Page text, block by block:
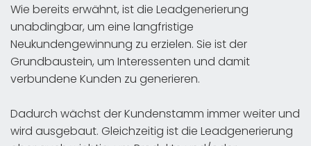
Wie bereits erwähnt, ist die Leadgenerierung
unabdingbar, um eine langfristige
Neukundengewinnung zu erzielen. Sie ist der
Grundbaustein, um Interessenten und damit
verbundene Kunden zu generieren.
Dadurch wächst der Kundenstamm immer weiter und
wird ausgebaut. Gleichzeitig ist die Leadgenerierung